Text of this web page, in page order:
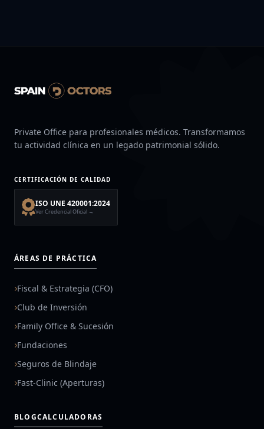
Private Office para profesionales médicos. Transformamos
tu actividad clínica en un legado patrimonial sólido.
CERTIFICACIÓN DE CALIDAD
ISO UNE 420001:2024
Ver Credencial Oficial →
ÁREAS DE PRÁCTICA
Fiscal & Estrategia (CFO)
Club de Inversión
Family Office & Sucesión
Fundaciones
Seguros de Blindaje
Fast-Clinic (Aperturas)
BLOGCALCULADORAS